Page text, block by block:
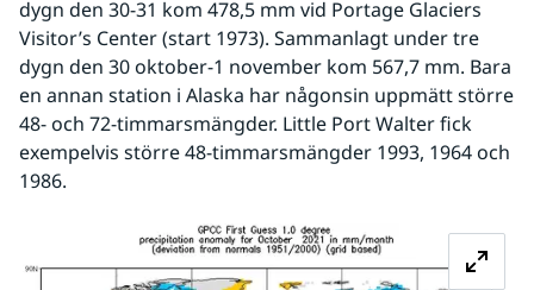
dygn den 30-31 kom 478,5 mm vid Portage Glaciers
Visitor’s Center (start 1973). Sammanlagt under tre
dygn den 30 oktober-1 november kom 567,7 mm. Bara
en annan station i Alaska har någonsin uppmätt större
48- och 72-timmarsmängder. Little Port Walter fick
exempelvis större 48-timmarsmängder 1993, 1964 och
1986.